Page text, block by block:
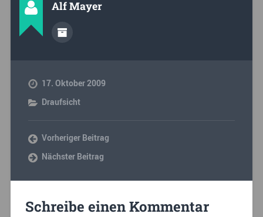
Alf Mayer
17. Oktober 2009
Draufsicht
Vorheriger Beitrag
Nächster Beitrag
Schreibe einen Kommentar